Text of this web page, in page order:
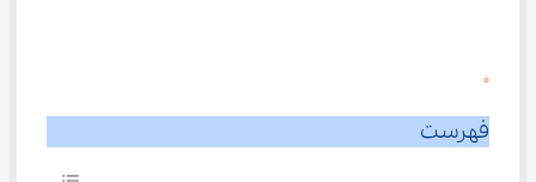
0
فهرست